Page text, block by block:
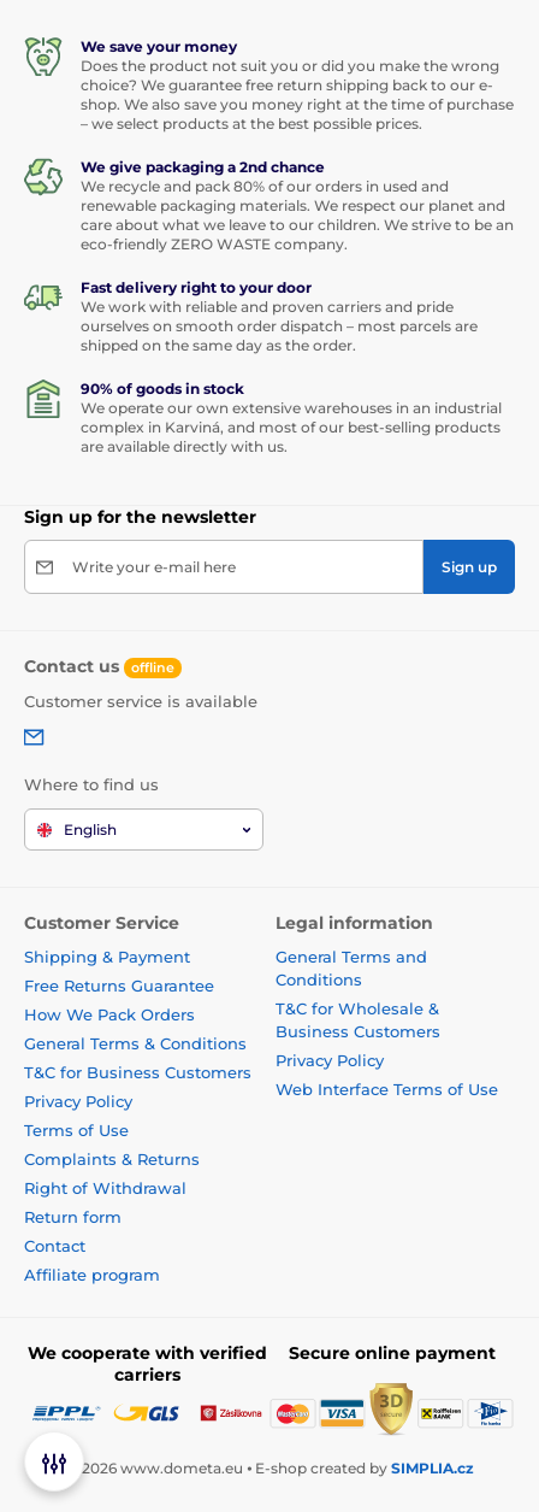
We save your money
Does the product not suit you or did you make the wrong
choice? We guarantee free return shipping back to our e-
shop. We also save you money right at the time of purchase
– we select products at the best possible prices.
We give packaging a 2nd chance
We recycle and pack 80% of our orders in used and
renewable packaging materials. We respect our planet and
care about what we leave to our children. We strive to be an
eco-friendly ZERO WASTE company.
Fast delivery right to your door
We work with reliable and proven carriers and pride
ourselves on smooth order dispatch – most parcels are
shipped on the same day as the order.
90% of goods in stock
We operate our own extensive warehouses in an industrial
complex in Karviná, and most of our best-selling products
are available directly with us.
Sign up for the newsletter
Write your e-mail here Sign up
Contact us offline
Customer service is available
Where to find us
English
Customer Service
Shipping & Payment
Free Returns Guarantee
How We Pack Orders
General Terms & Conditions
T&C for Business Customers
Privacy Policy
Terms of Use
Complaints & Returns
Right of Withdrawal
Return form
Contact
Affiliate program
Legal information
General Terms and
Conditions
T&C for Wholesale &
Business Customers
Privacy Policy
Web Interface Terms of Use
We cooperate with verified
carriers
Secure online payment
© 2026 www.dometa.eu ⦁ E-shop created by SIMPLIA.cz